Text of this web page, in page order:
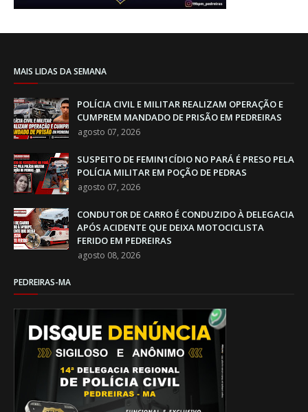
MAIS LIDAS DA SEMANA
POLÍCIA CIVIL E MILITAR REALIZAM OPERAÇÃO E
CUMPREM MANDADO DE PRISÃO EM PEDREIRAS
agosto 07, 2026
SUSPEITO DE FEMIN1CÍDIO NO PARÁ É PRESO PELA
POLÍCIA MILITAR EM POÇÃO DE PEDRAS
agosto 07, 2026
CONDUTOR DE CARRO É CONDUZIDO À DELEGACIA
APÓS ACIDENTE QUE DEIXA MOTOCICLISTA
FERIDO EM PEDREIRAS
agosto 08, 2026
PEDREIRAS-MA